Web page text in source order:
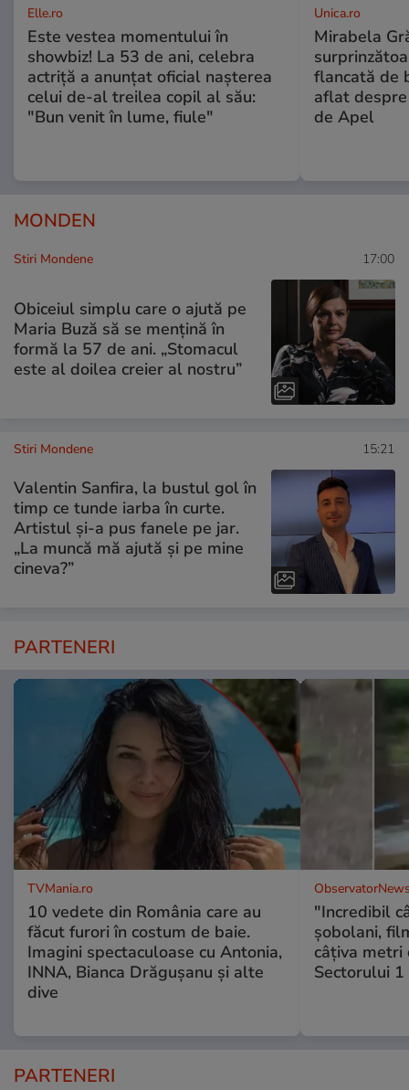
Elle.ro
Este vestea momentului în
showbiz! La 53 de ani, celebra
actriță a anunțat oficial nașterea
celui de-al treilea copil al său:
"Bun venit în lume, fiule"
Unica.ro
Mirabela
flancată de
aflat
de Apel
MONDEN
Stiri Mondene 17:00
Obiceiul simplu care o ajută pe
Maria Buză să se mențină în
formă la 57 de ani. „Stomacul
este al doilea creier al nostru”
Stiri Mondene 15:21
Valentin Sanfira, la bustul gol în
timp ce tunde iarba în curte.
Artistul și-a pus fanele pe jar.
„La muncă mă ajută și pe mine
cineva?”
PARTENERI
TVMania.ro
10 vedete din România care au
făcut furori în costum de baie.
Imagini spectaculoase cu Antonia,
INNA, Bianca Drăgușanu și alte
dive
"Incredibil
șobolani,
câțiva metri
Sectorului 1
PARTENERI